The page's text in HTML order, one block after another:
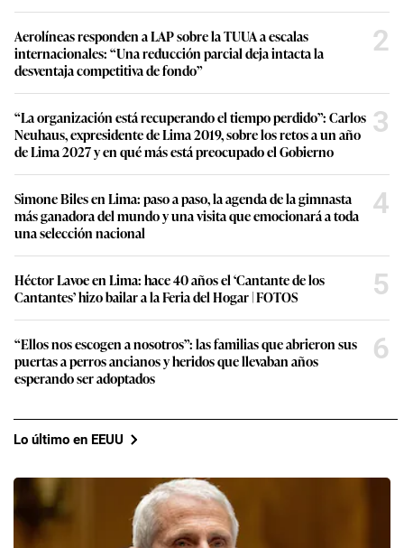
Aerolíneas responden a LAP sobre la TUUA a escalas
internacionales: “Una reducción parcial deja intacta la
desventaja competitiva de fondo”
2
“La organización está recuperando el tiempo perdido”: Carlos
Neuhaus, expresidente de Lima 2019, sobre los retos a un año
de Lima 2027 y en qué más está preocupado el Gobierno
3
Simone Biles en Lima: paso a paso, la agenda de la gimnasta
más ganadora del mundo y una visita que emocionará a toda
una selección nacional
4
Héctor Lavoe en Lima: hace 40 años el ‘Cantante de los
Cantantes’ hizo bailar a la Feria del Hogar | FOTOS
5
“Ellos nos escogen a nosotros”: las familias que abrieron sus
puertas a perros ancianos y heridos que llevaban años
esperando ser adoptados
6
Lo último en EEUU